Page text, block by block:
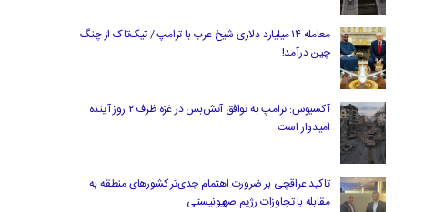
معامله ۱۴ میلیارد دلاری شیخ عرب با ترامپ / تیک‌تاک از چنگ
چین درآمد!
آکسیوس: ترامپ به توافق آتش‌بس در غزه ظرف ۲ روز آینده
امیدوار است
تاکید عراقچی بر ضرورت اهتمام جدی‌تر کشورهای منطقه به
مقابله با تجاوزات رژیم صهیونیستی